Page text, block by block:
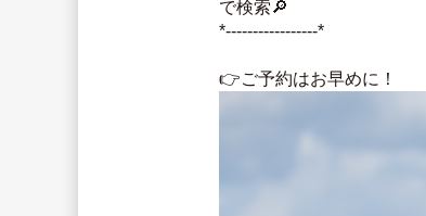
で検索🔎
*-----------------*
👉ご予約はお早めに！